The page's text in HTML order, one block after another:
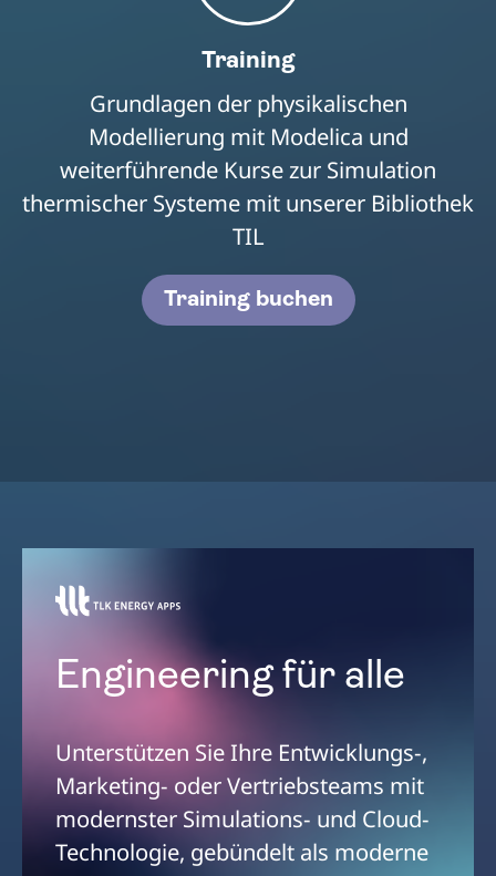
Training
Grundlagen der physikalischen
Modellierung mit Modelica und
weiterführende Kurse zur Simulation
thermischer Systeme mit unserer Bibliothek
TIL
Training buchen
Engineering für alle
Unterstützen Sie Ihre Entwicklungs-,
Marketing- oder Vertriebsteams mit
modernster Simulations- und Cloud-
Technologie, gebündelt als moderne